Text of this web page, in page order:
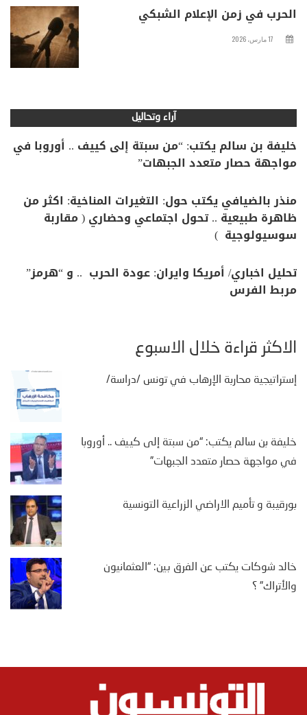
الحرب في زمن الإعلام الشبكي
17 مارس، 2026
آراء وتحاليل
خليفة بن سالم يكتب: “من سبتة إلى كييف .. أوروبا في
مواجهة حصار متعدد الجبهات”
منذر بالضيافي يكتب حول: التغيرات المناخية: اكثر من
ظاهرة طبيعية .. تحول اجتماعي وحضاري ( مقاربة
سوسيولوجية )
تحليل اخباري/ أمريكا وايران: عودة الحرب .. و “هرمز”
مربط الفرس
الأكثر قراءة خلال الأسبوع
إستراتيجية محاربة الإرهاب في تونس /دراسة/
خليفة بن سالم يكتب: “من سبتة إلى كييف .. أوروبا
في مواجهة حصار متعدد الجبهات”
بورقيبة و تأميم الاراضي الزراعية التونسية
خالد شوكات يكتب عن الفرق بين: “العثمانيون
والأتراك” ؟